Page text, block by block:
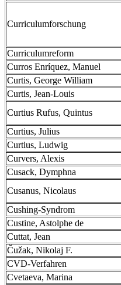
Curriculumforschung
Curriculumreform
Curros Enríquez, Manuel
Curtis, George William
Curtis, Jean-Louis
Curtius Rufus, Quintus
Curtius, Julius
Curtius, Ludwig
Curvers, Alexis
Cusack, Dymphna
Cusanus, Nicolaus
Cushing-Syndrom
Custine, Astolphe de
Cuttat, Jean
Čužak, Nikolaj F.
CVD-Verfahren
Cvetaeva, Marina